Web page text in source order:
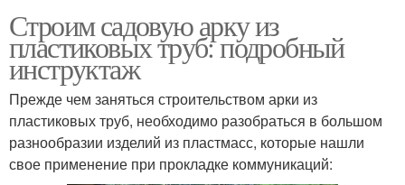
Строим садовую арку из
пластиковых труб: подробный
инструктаж
Прежде чем заняться строительством арки из
пластиковых труб, необходимо разобраться в большом
разнообразии изделий из пластмасс, которые нашли
свое применение при прокладке коммуникаций: